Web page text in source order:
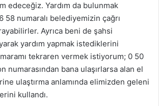
edeceğiz. Yardım da bulunmak
numaralı belediyemizin çağrı
Ayrıca beni de şahsi
yardım yapmak istediklerini
tekraren vermek istiyorum; 0 50
numarasından bana ulaşırlarsa alan el
ulaştırma anlamında elimizden geleni
kullandı.